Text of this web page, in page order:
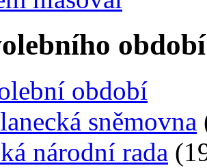
období
období
sněmovna
národní rada